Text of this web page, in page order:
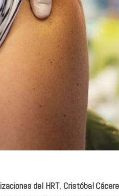
del HRT, Cristóbal